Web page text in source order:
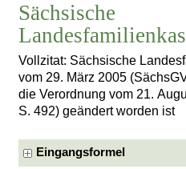
Sächsische
Vollzitat: Sächsische
vom 29. März 2005
die Verordnung vom 21.
S. 492) geändert worden ist
Eingangsformel